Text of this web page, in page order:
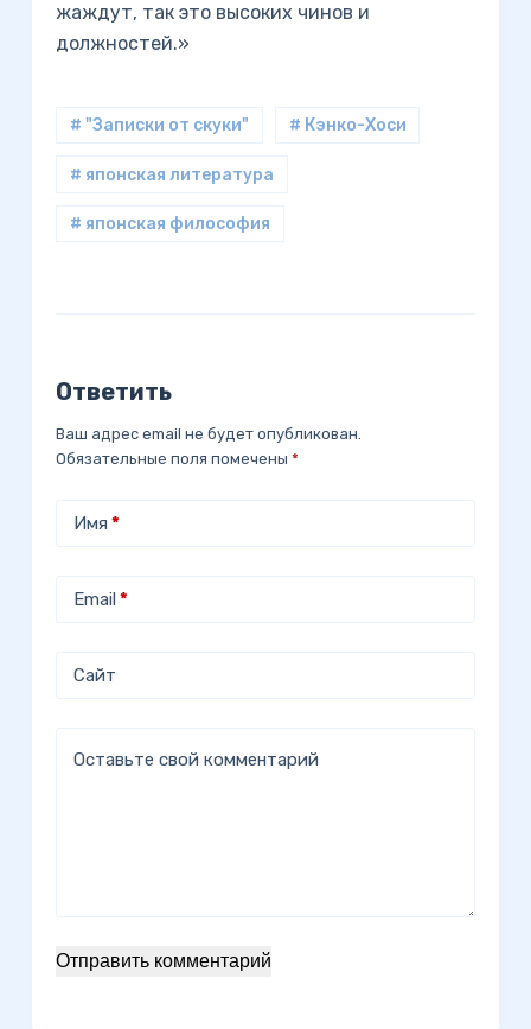
жаждут, так это высоких чинов и
должностей.»
# "Записки от скуки" # Кэнко-Хоси
# японская литература
# японская философия
Ответить
Ваш адрес email не будет опубликован.
Обязательные поля помечены *
Имя *
Email*
Сайт
Оставьте свой комментарий
Отправить комментарий